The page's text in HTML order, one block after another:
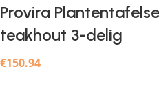
Provira
teakhout 3-delig
€150.94